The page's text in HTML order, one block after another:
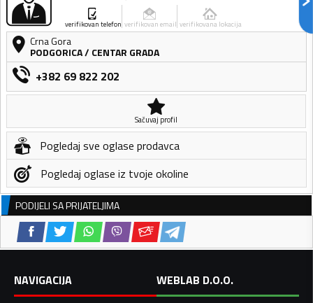
verifikovan telefon verifikovan email verifikovana lokacija
Crna Gora
PODGORICA/ CENTAR GRADA
+382 69 822 202
Sačuvaj profil
Pogledaj sve oglase prodavca
Pogledaj oglase iz tvoje okoline
PODIJELI SA PRIJATELJIMA
NAVIGACIJA
WEBLAB D.O.O.